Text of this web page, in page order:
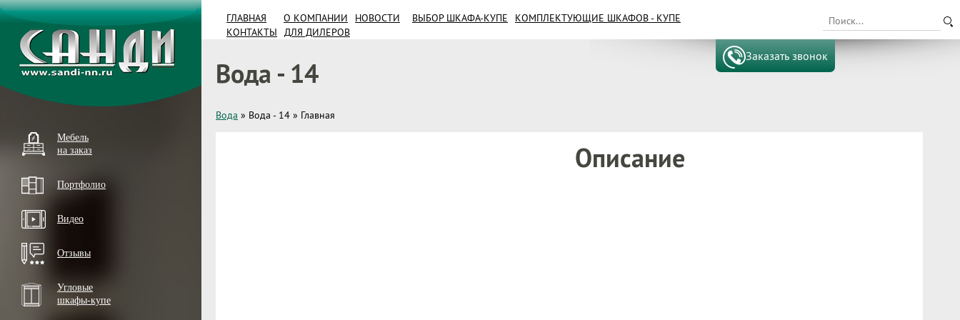
Мебель
на заказ
Портфолио
Видео
Отзывы
Угловые
шкафы-купе
ГЛАВНАЯ О КОМПАНИИ НОВОСТИ ВЫБОР ШКАФА-КУПЕ
КОМПЛЕКТУЮЩИЕ ШКАФОВ - КУПЕ
КОНТАКТЫ
ДЛЯ ДИЛЕРОВ
Заказать звонок
Вода - 14
Вода » Вода - 14 » Главная
Описание